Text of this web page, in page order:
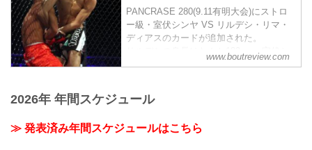
PANCRASE 280(9.11有明大会)にストロ
ー級・室伏シンヤ VS リルデシ・リマ・
ディアスのカードが追加された。
リルデシの身長はなんと182cm。室伏と
www.boutreview.com
2026年 年間スケジュール
≫ 発表済み年間スケジュールはこちら